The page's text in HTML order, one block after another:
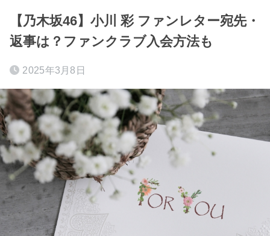
【乃木坂46】小川 彩 ファンレター宛先・
返事は？ファンクラブ入会方法も
2025年3月8日